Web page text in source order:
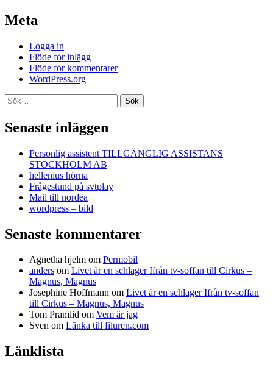
Meta
Logga in
Flöde för inlägg
Flöde för kommentarer
WordPress.org
Sök
efter:
Senaste inläggen
Personlig assistent TILLGÄNGLIG ASSISTANS
STOCKHOLM AB
hellenius hörna
Frågestund på svtplay
Mail till nordea
wordpress – bild
Senaste kommentarer
Agnetha hjelm om Permobil
anders om Livet är en schlager Ifrån tv-soffan till Cirkus –
Magnus, Magnus
Josephine Hoffmann om Livet är en schlager Ifrån tv-soffan
till Cirkus – Magnus, Magnus
Tom Pramlid om Vem är jag
Sven om Länka till filuren.com
Länklista